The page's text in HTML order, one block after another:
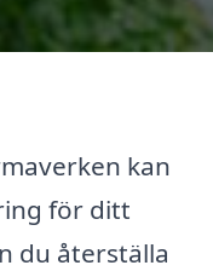
kan
för ditt
du återställa